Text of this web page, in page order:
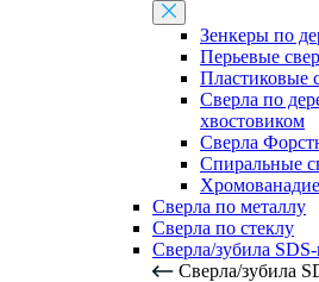
Зенкеры по
Перьевые
Пластиковые
Сверла по
хвостовиком
Сверла
Спиральные
Сверла по металлу
Сверла по стеклу
Сверла/зубила
Сверла/зубила